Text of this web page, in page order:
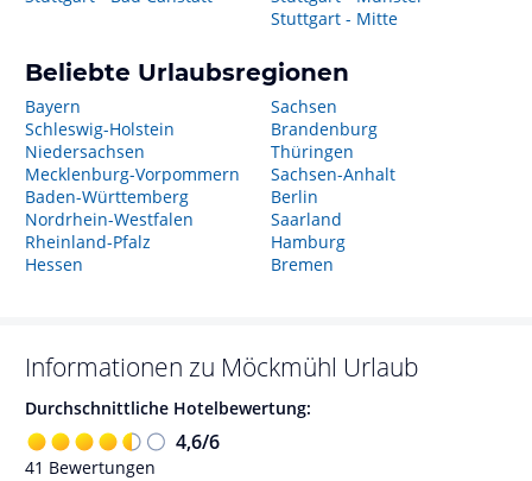
Stuttgart - Mitte
Beliebte Urlaubsregionen
Bayern
Schleswig-Holstein
Niedersachsen
Mecklenburg-Vorpommern
Baden-Württemberg
Nordrhein-Westfalen
Rheinland-Pfalz
Hessen
Sachsen
Brandenburg
Thüringen
Sachsen-Anhalt
Berlin
Saarland
Hamburg
Bremen
Informationen zu Möckmühl Urlaub
Durchschnittliche Hotelbewertung:
4,6/6
41 Bewertungen